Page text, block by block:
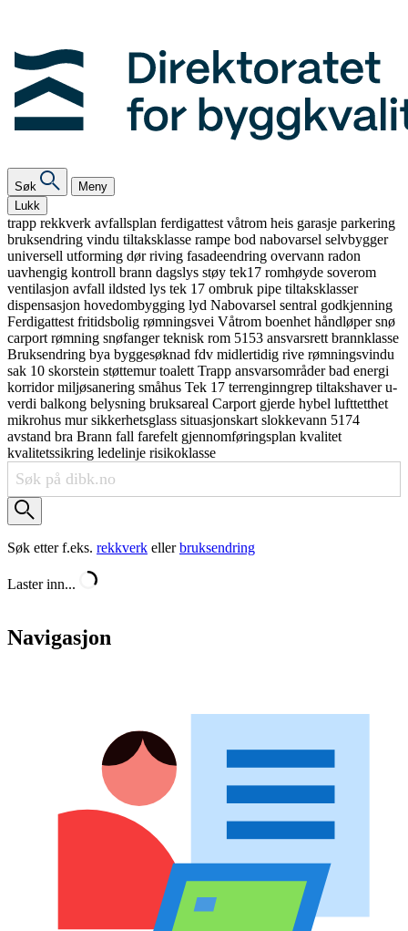
Søk
Meny
Lukk
trapp rekkverk avfallsplan ferdigattest våtrom heis garasje parkering
bruksendring vindu tiltaksklasse rampe bod nabovarsel selvbygger
universell utforming dørriving fasadeendring overvann radon
uavhengig kontroll brann dagslys støy tek17 romhøyde soverom
ventilasjon avfall ildsted lys tek 17 ombruk pipe tiltaksklasser
dispensasjon hovedombygging lyd Nabovarsel sentral godkjenning
Ferdigattest fritidsbolig rømningsvei Våtrom boenhet håndløpersnø
carport rømning snøfangerteknisk rom 5153 ansvarsrett brannklasse
Bruksendring bya byggesøknad fdv midlertidig rive rømningsvindu
sak 10 skorstein støttemurtoalett Trapp ansvarsområderbad energi
korridormiljøsanering småhus Tek 17 terrenginngrep tiltakshaveru-
verdi balkong belysning bruksareal Carport gjerde hybel lufttetthet
mikrohus mursikkerhetsglass situasjonskart slokkevann 5174
avstand bra Brann fall farefelt gjennomføringsplan kvalitet
kvalitetssikring ledelinje risikoklasse
Søk etter f.eks. rekkverk ellerbruksendring
Laster inn...
Navigasjon